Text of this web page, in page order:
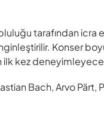
tarafından icra
Konser
kez
Bach, Arvo Pärt,